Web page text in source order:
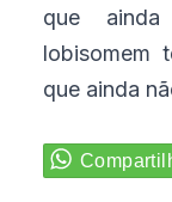
que
lobisomem
que ainda